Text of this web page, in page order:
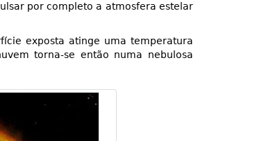
por completo a atmosfera estelar
exposta atinge uma temperatura
torna-se então numa nebulosa